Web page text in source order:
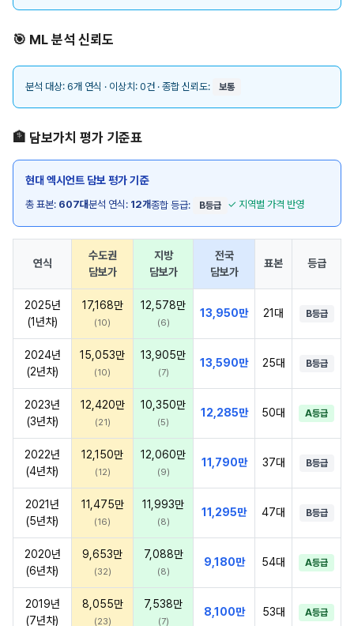
🎯 ML 분석 신뢰도
분석 대상: 6개 연식 · 이상치: 0건 · 종합 신뢰도: 보통
🏦 담보가치 평가 기준표
현대 엑시언트 담보 평가 기준
총 표본: 607대분석 연식: 12개종합 등급: B등급 ✓ 지역별 가격 반영
연식
수도권
담보가
지방
담보가
전국
담보가
표본 등급
2025년
(1년차)
17,168만
(10)
12,578만
(6)
13,950만 21대 B등급
2024년
(2년차)
15,053만
(10)
13,905만
(7)
13,590만 25대 B등급
2023년
(3년차)
12,420만
(21)
10,350만
(5)
12,285만 50대 A등급
2022년
(4년차)
12,150만
(12)
12,060만
(9)
11,790만 37대 B등급
2021년
(5년차)
11,475만
(16)
11,993만
(8)
11,295만 47대 B등급
2020년
(6년차)
9,653만
(32)
7,088만
(8)
9,180만 54대 A등급
2019년
(7년차)
8,055만
(23)
7,538만
(7)
8,100만 53대 A등급